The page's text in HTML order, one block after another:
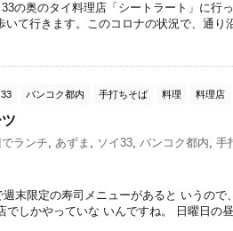
の奥のタイ料理店「シートラート」に行
て行きます。このコロナの状況で、通り
バンコク都内 手打ちそば 料理 料理店
ランチ, あずま , ソイ33, バンコク都内, 手
末限定の寿司メニューがあると いうので、
でしかやっていな いんですね。 日曜日の